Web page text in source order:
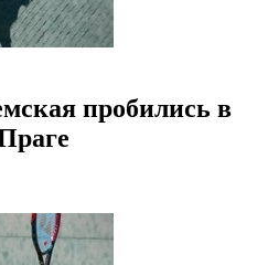
пробились в